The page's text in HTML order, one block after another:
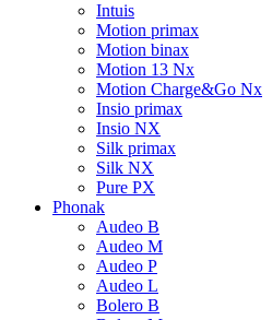
Intuis
Motion primax
Motion binax
Motion 13 Nx
Motion Charge&Go Nx
Insio primax
Insio NX
Silk primax
Silk NX
Pure PX
Phonak
Audeo B
Audeo M
Audeo P
Audeo L
Bolero B